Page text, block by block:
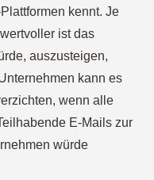
kennt. Je
ist das
auszusteigen,
kann es
wenn alle
E-Mails zur
würde